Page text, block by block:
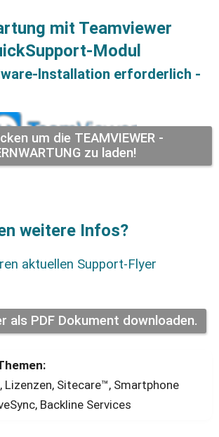
mit Teamviewer
Modul
Installation erforderlich -
um die TEAMVIEWER -
zu laden!
weitere Infos?
aktuellen Support-Flyer
als PDF Dokument downloaden.
Sitecare™, Smartphone
Backline Services